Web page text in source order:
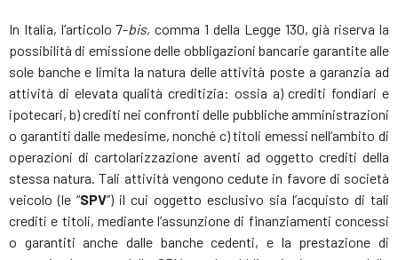
In Italia, l’articolo 7-bis, comma 1 della Legge 130, già riserva la
possibilità di emissione delle obbligazioni bancarie garantite alle
sole banche e limita la natura delle attività poste a garanzia ad
attività di elevata qualità creditizia: ossia a) crediti fondiari e
ipotecari, b) crediti nei confronti delle pubbliche amministrazioni
o garantiti dalle medesime, nonché c) titoli emessi nell’ambito di
operazioni di cartolarizzazione aventi ad oggetto crediti della
stessa natura. Tali attività vengono cedute in favore di società
veicolo (le “SPV”) il cui oggetto esclusivo sia l’acquisto di tali
crediti e titoli, mediante l’assunzione di finanziamenti concessi
o garantiti anche dalle banche cedenti, e la prestazione di